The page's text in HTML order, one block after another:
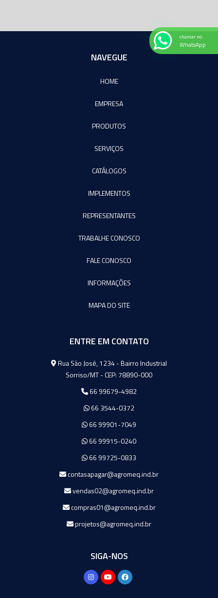
NAVEGUE
HOME
EMPRESA
PRODUTOS
SERVIÇOS
CATÁLOGOS
IMPLEMENTOS
REPRESENTANTES
TRABALHE CONOSCO
FALE CONOSCO
INFORMAÇÕES
MAPA DO SITE
ENTRE EM CONTATO
Agromeq
Rua São José, 1234 - Bairro Industrial
Sorriso/MT - CEP: 78890-000
66 99679-4982
66 3544-0372
66 99901-7049
66 99915-0240
66 99725-0833
contasapagar@agromeq.ind.br
vendas02@agromeq.ind.br
compras01@agromeq.ind.br
projetos@agromeq.ind.br
SIGA-NOS
chamar no
WhatsApp